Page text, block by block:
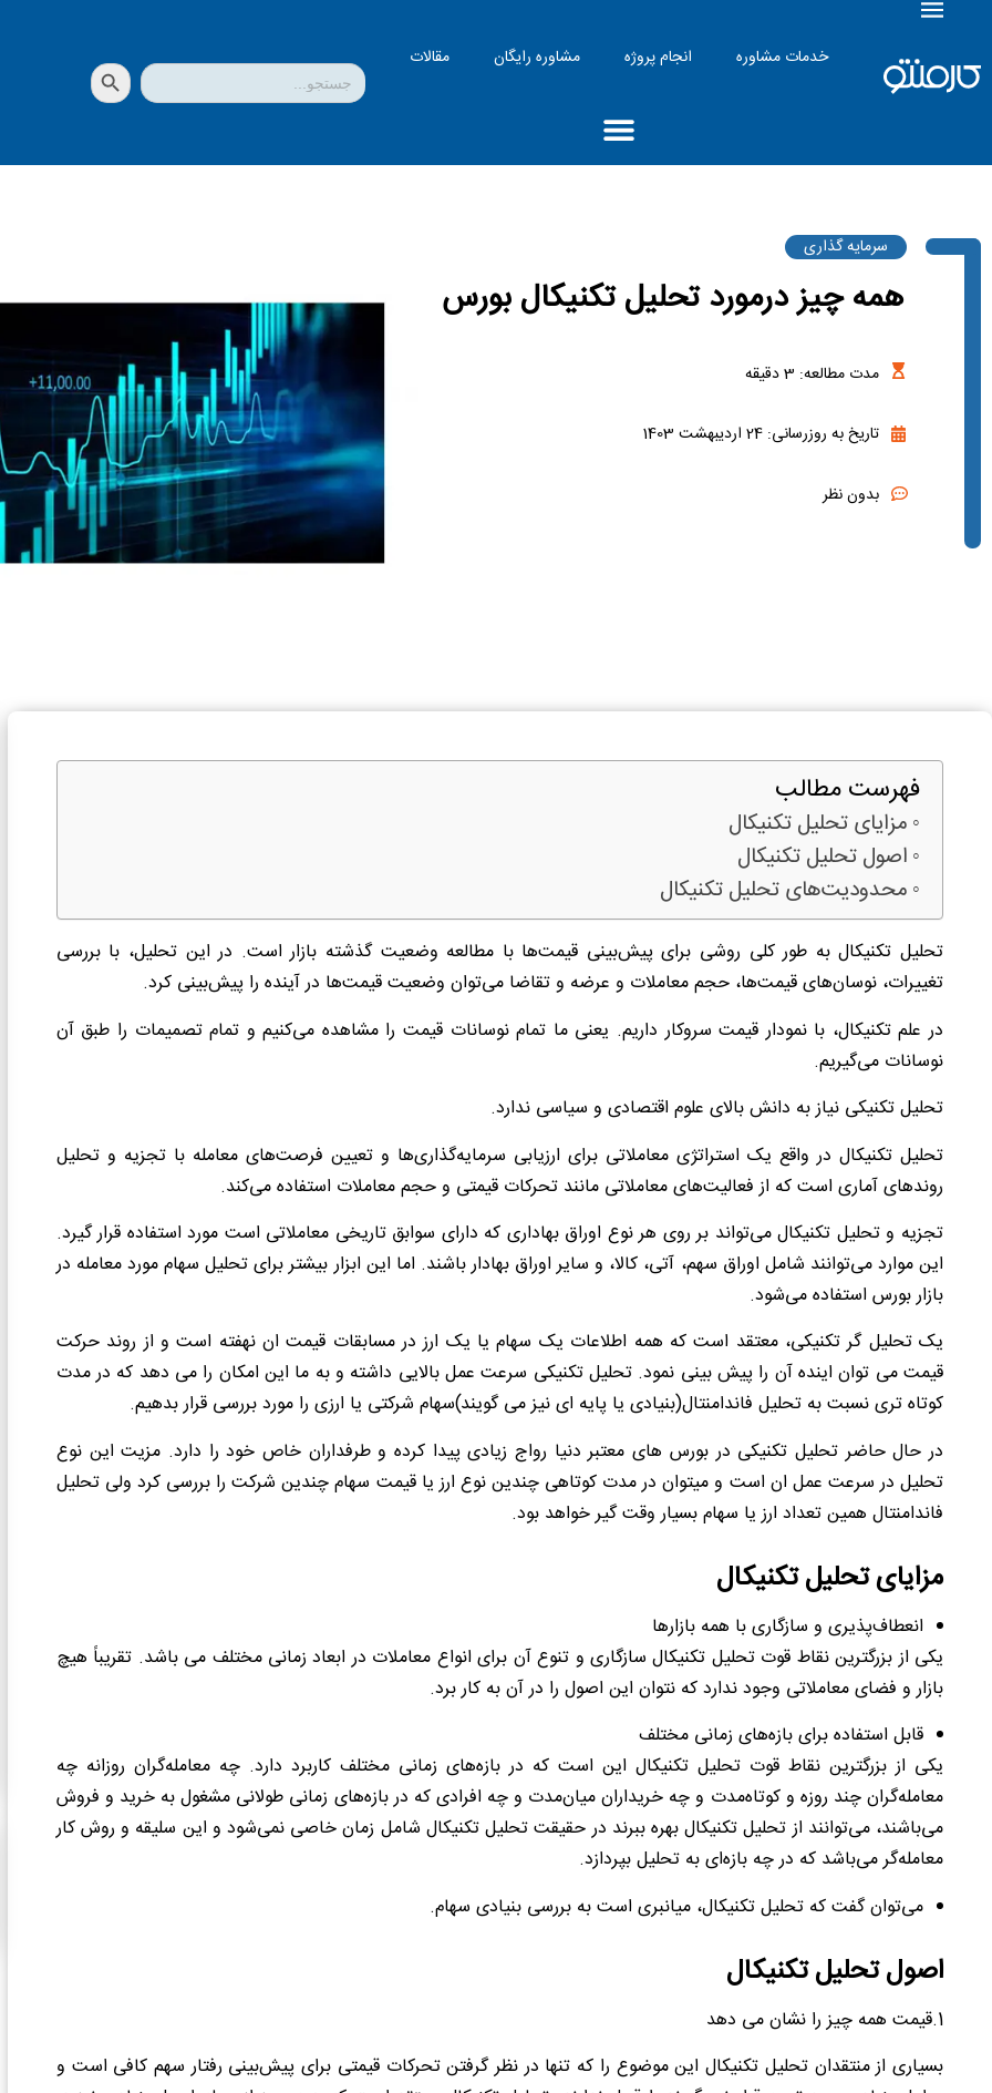
خدمات مشاوره انجام پروژه مشاوره رایگان مقالات جستجو
برای:
دکمه جستجو
سرمایه گذاری
همه چیز درمورد تحلیل تکنیکال بورس
مدت مطالعه: 3دقیقه
تاریخ به روزرسانی: 24 اردیبهشت 1403
بدون نظر
فهرست مطالب
مزایای تحلیل تکنیکال
اصول تحلیل تکنیکال
محدودیت‌های تحلیل تکنیکال
تحلیل تکنیکال به طور کلی روشی برای پیش‌بینی قیمت‌ها با مطالعه وضعیت گذشته بازار است. در این تحلیل، با بررسی
تغییرات، نوسان‌های قیمت‌ها، حجم معاملات و عرضه و تقاضا می‌توان وضعیت قیمت‌ها در آینده را پیش‌بینی کرد.
در علم تکنیکال، با نمودار قیمت سروکار داریم. یعنی ما تمام نوسانات قیمت را مشاهده می‌کنیم و تمام تصمیمات را طبق آن
نوسانات می‌گیریم.
تحلیل تکنیکی نیاز به دانش بالای علوم اقتصادی و سیاسی ندارد.
تحلیل تکنیکال در واقع یک استراتژی معاملاتی برای ارزیابی سرمایه‌گذاری‌ها و تعیین فرصت‌های معامله با تجزیه و تحلیل
روندهای آماری است که از فعالیت‌های معاملاتی مانند تحرکات قیمتی و حجم معاملات استفاده می‌کند.
تجزیه و تحلیل تکنیکال می‌تواند بر روی هر نوع اوراق بهاداری که دارای سوابق تاریخی معاملاتی است مورد استفاده قرار گیرد.
این موارد می‌توانند شامل اوراق سهم، آتی، کالا، و سایر اوراق بهادار باشند. اما این ابزار بیشتر برای تحلیل سهام مورد معامله در
بازار بورس استفاده می‌شود.
یک تحلیل گر تکنیکی، معتقد است که همه اطلاعات یک سهام یا یک ارز در مسابقات قیمت ان نهفته است و از روند حرکت
قیمت می توان اینده آن را پیش بینی نمود. تحلیل تکنیکی سرعت عمل بالایی داشته و به ما این امکان را می دهد که در مدت
کوتاه تری نسبت به تحلیل فاندامنتال(بنیادی یا پایه ای نیز می گویند)سهام شرکتی یا ارزی را مورد بررسی قرار بدهیم.
در حال حاضر تحلیل تکنیکی در بورس های معتبر دنیا رواج زیادی پیدا کرده و طرفداران خاص خود را دارد. مزیت این نوع
تحلیل در سرعت عمل ان است و میتوان در مدت کوتاهی چندین نوع ارز یا قیمت سهام چندین شرکت را بررسی کرد ولی تحلیل
فاندامنتال همین تعداد ارز یا سهام بسیار وقت گیر خواهد بود.
مزایای تحلیل تکنیکال
انعطاف‌پذیری و سازگاری با همه بازارها
یکی از بزرگترین نقاط قوت تحلیل‌ تکنیکال سازگاری و تنوع آن برای انواع معاملات در ابعاد زمانی مختلف می باشد. تقریباً هیچ
بازار و فضای معاملاتی وجود ندارد که نتوان این اصول را در آن به کار برد.
قابل استفاده برای بازه‌های زمانی مختلف
یکی از بزرگترین نقاط قوت تحلیل تکنیکال این است که در بازه‌های زمانی مختلف کاربرد دارد. چه معامله‌گران روزانه چه
معامله‌گران چند روزه و کوتاه‌مدت و چه خریداران میان‌مدت و چه افرادی که در بازه‌های زمانی طولانی مشغول به خرید و فروش
می‌باشند، می‌توانند از تحلیل تکنیکال بهره ببرند در حقیقت تحلیل تکنیکال شامل زمان خاصی نمی‌شود و این سلیقه و روش کار
معامله‌گر می‌باشد که در چه بازه‌ای به تحلیل بپردازد.
می‌توان گفت که تحلیل تکنیکال، میانبری است به بررسی بنیادی سهام.
اصول تحلیل تکنیکال
1.قیمت همه چیز را نشان می دهد
بسیاری از منتقدان تحلیل تکنیکال این موضوع را که تنها در نظر گرفتن تحرکات قیمتی برای پیش‌بینی رفتار سهم کافی است و